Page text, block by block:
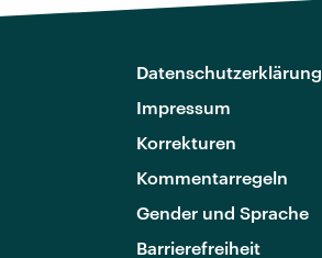
Datenschutzerklärung
Impressum
Korrekturen
Kommentarregeln
Gender und Sprache
Barrierefreiheit